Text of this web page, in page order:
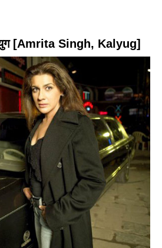
[Amrita Singh, Kalyug]